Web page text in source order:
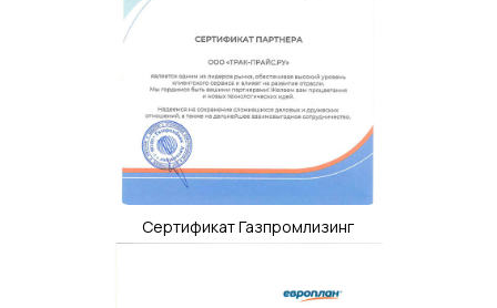
Сертификат Газпромлизинг